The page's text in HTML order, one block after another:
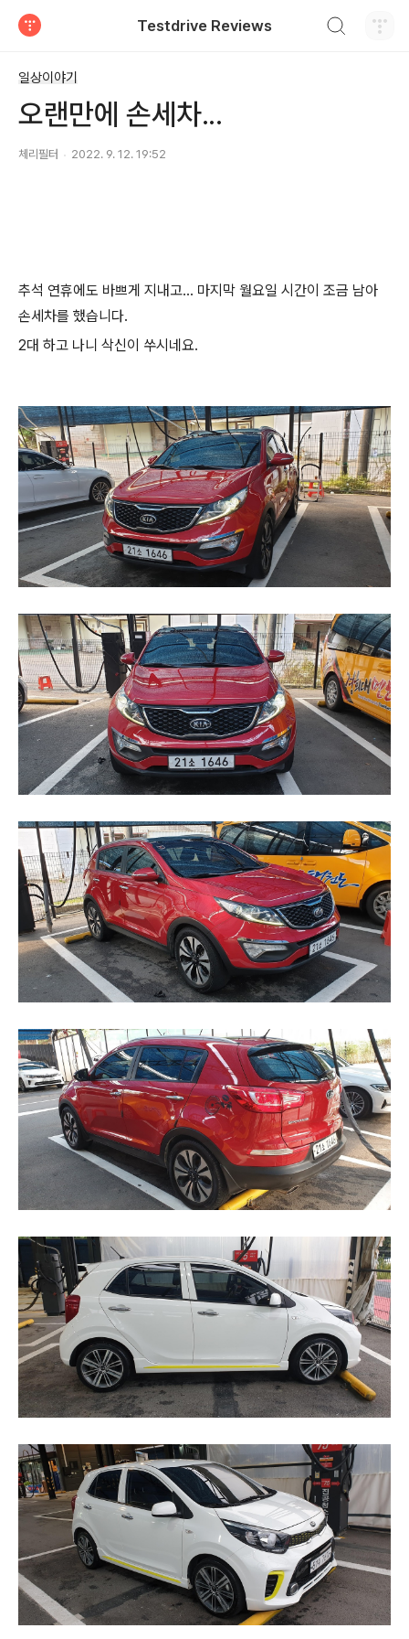
Testdrive Reviews
일상이야기
오랜만에 손세차...
체리필터 2022. 9. 12. 19:52
추석 연휴에도 바쁘게 지내고... 마지막 월요일 시간이 조금 남아
손세차를 했습니다.
2대 하고 나니 삭신이 쑤시네요.